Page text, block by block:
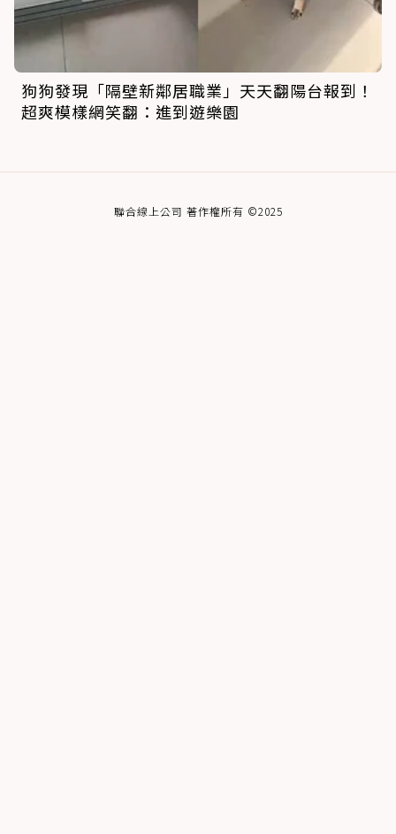
狗狗發現「隔壁新鄰居職業」天天翻陽台報到！
超爽模樣網笑翻：進到遊樂園
聯合線上公司 著作權所有 ©2025